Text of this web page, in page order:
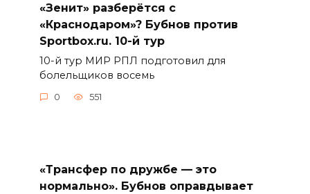
«Зенит» разберётся с
«Краснодаром»? Бубнов против
Sportbox.ru. 10-й тур
10-й тур МИР РПЛ подготовил для
болельщиков восемь
0 551
«Трансфер по дружбе — это
нормально». Бубнов оправдывает